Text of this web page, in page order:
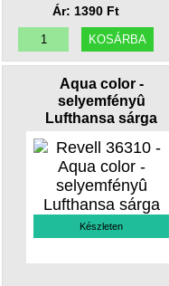
Ár: 1390 Ft
Aqua color -
selyemfényû
Lufthansa sárga
Készleten